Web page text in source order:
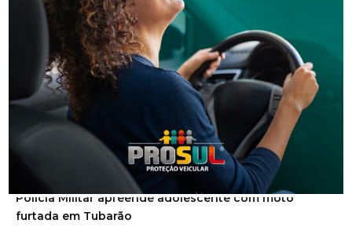
Homem procurado pela Justiça é preso em Orleans
Polícia Militar apreende adolescente com moto
furtada em Tubarão